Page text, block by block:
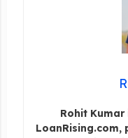
Rohit